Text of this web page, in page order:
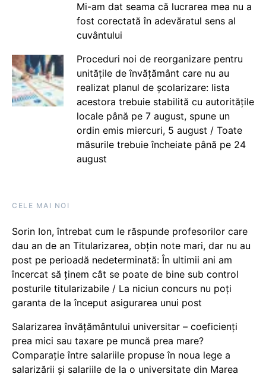
Mi-am dat seama că lucrarea mea nu a
fost corectată în adevăratul sens al
cuvântului
Proceduri noi de reorganizare pentru
unitățile de învățământ care nu au
realizat planul de școlarizare: lista
acestora trebuie stabilită cu autoritățile
locale până pe 7 august, spune un
ordin emis miercuri, 5 august / Toate
măsurile trebuie încheiate până pe 24
august
CELE MAI NOI
Sorin Ion, întrebat cum le răspunde profesorilor care
dau an de an Titularizarea, obțin note mari, dar nu au
post pe perioadă nedeterminată: În ultimii ani am
încercat să ținem cât se poate de bine sub control
posturile titularizabile / La niciun concurs nu poți
garanta de la început asigurarea unui post
Salarizarea învățământului universitar – coeficienți
prea mici sau taxare pe muncă prea mare?
Comparație între salariile propuse în noua lege a
salarizării și salariile de la o universitate din Marea